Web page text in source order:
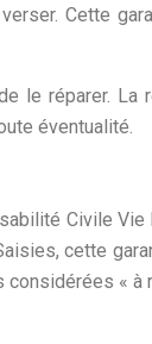
Cette
le réparer.
éventualité.
Civile
cette
« à